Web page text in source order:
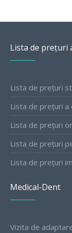
Lista de prețuri
Lista de prețuri
Lista de prețuri a
Lista de prețuri
Lista de prețuri
Lista de prețuri
Medical-Dent
Vizita de